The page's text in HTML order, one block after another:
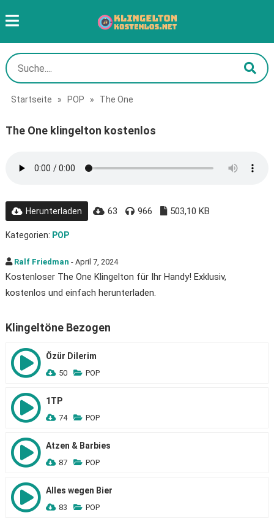
Startseite » POP » The One
The One klingelton kostenlos
Herunterladen 63 966 503,10 KB
Kategorien: POP
Ralf Friedman - April 7, 2024
Kostenloser The One Klingelton für Ihr Handy! Exklusiv,
kostenlos und einfach herunterladen.
Klingeltöne Bezogen
Özür Dilerim
50 POP
1TP
74 POP
Atzen & Barbies
87 POP
Alles wegen Bier
83 POP